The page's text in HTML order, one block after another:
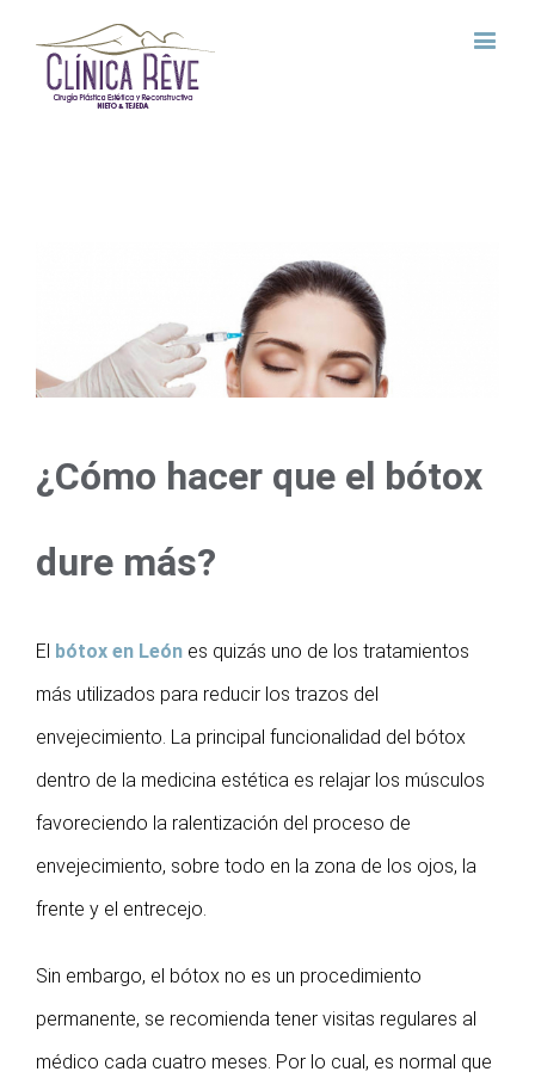
¿Cómo hacer que el bótox
dure más?
El bótox en León es quizás uno de los tratamientos
más utilizados para reducir los trazos del
envejecimiento. La principal funcionalidad del bótox
dentro de la medicina estética es relajar los músculos
favoreciendo la ralentización del proceso de
envejecimiento, sobre todo en la zona de los ojos, la
frente y el entrecejo.
Sin embargo, el bótox no es un procedimiento
permanente, se recomienda tener visitas regulares al
médico cada cuatro meses. Por lo cual, es normal que